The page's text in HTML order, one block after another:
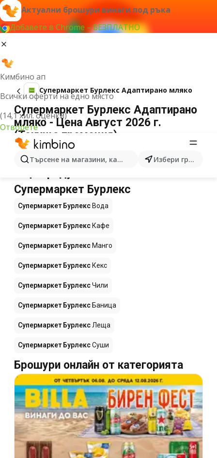
Актуални брошури винаги под ръка
Добавете в Chrome – БЕЗПЛАТНО
Кимбино ап
Всички оферти на едно място
(14,1 хил. оценки)
Отворете
Търсене на магазини, категории, продукти...Избери град
Супермаркет Бурлекс Адаптирано мляко
Супермаркет Бурлекс Адаптирано
мляко - Цена Август 2026 г.
(Текуща промоция)
Не можахме да намерим резултати за този
термин.
Супермаркет Бурлекс
Супермаркет Бурлекс Вода
Супермаркет Бурлекс Кафе
Супермаркет Бурлекс Манго
Супермаркет Бурлекс Кекс
Супермаркет БурлексЧили
Супермаркет Бурлекс Баница
Супермаркет Бурлекс Леща
Супермаркет БурлексСуши
Брошури онлайн от категорията